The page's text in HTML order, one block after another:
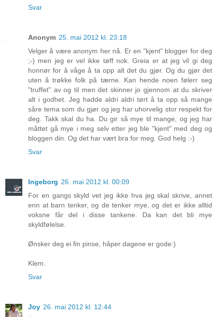
Svar
Anonym 25. mai 2012 kl. 23:18
Velger å være anonym her nå. Er en "kjent" blogger for deg
;-) men jeg er vel ikke tøff nok. Greia er at jeg vil gi deg
honnør for å våge å ta opp alt det du gjør. Og du gjør det
uten å trøkke folk på tærne. Kan hende noen følerr seg
"truffet" av og til men det skinner jo gjennom at du skriver
alt i godhet. Jeg hadde aldri aldri tørt å ta opp så mange
såre tema som du gjør og jeg har uhorvelig stor respekt for
deg. Takk skal du ha. Du gir så mye til mange, og jeg har
måttet gå mye i meg selv etter jeg ble "kjent" med deg og
bloggen din. Og det har vært bra for meg. God helg :-)
Svar
Ingeborg 26. mai 2012 kl. 00:09
For en gangs skyld vet jeg ikke hva jeg skal skrive, annet
enn at barn tenker, og de tenker mye, og det er ikke alltid
voksne får del i disse tankene. Da kan det bli mye
skyldfølelse.
Ønsker deg ei fin pinse, håper dagene er gode:)
Klem.
Svar
Joy 26. mai 2012 kl. 12:44